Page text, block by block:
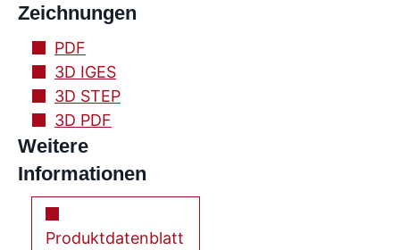
Zeichnungen
PDF
3D IGES
3D STEP
3D PDF
Weitere
Informationen
Produktdatenblatt